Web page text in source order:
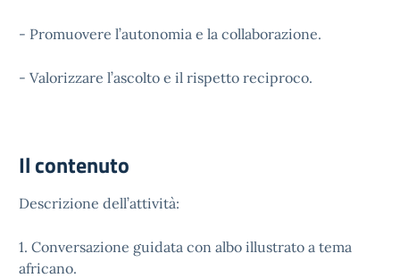
- Promuovere l’autonomia e la collaborazione.
- Valorizzare l’ascolto e il rispetto reciproco.
Il contenuto
Descrizione dell’attività:
1. Conversazione guidata con albo illustrato a tema
africano.